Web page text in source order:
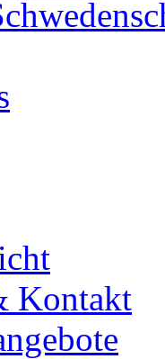
Kontakt